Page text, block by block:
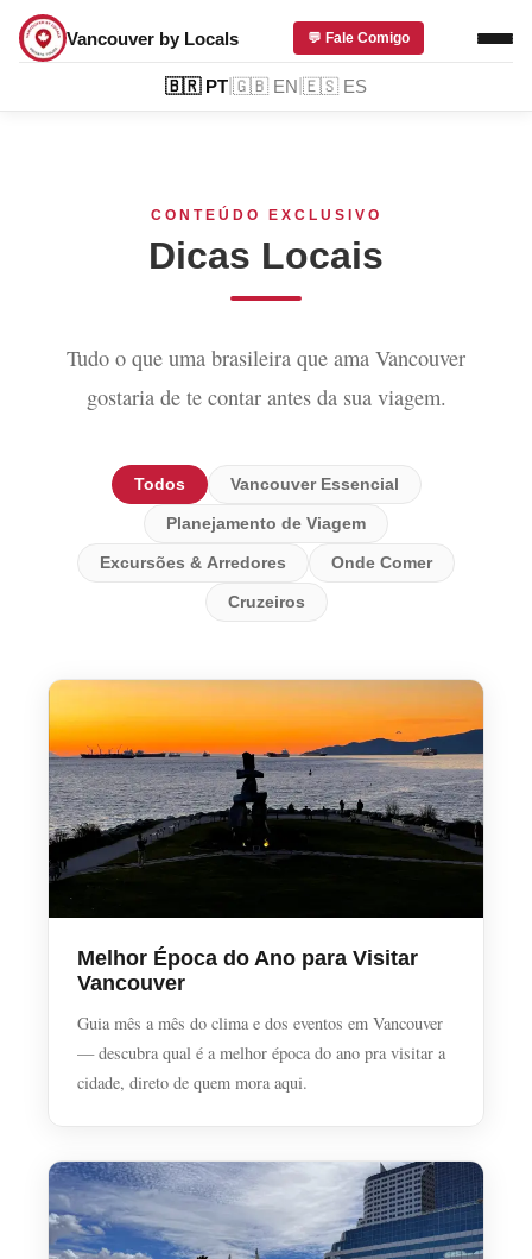
Vancouver by Locals
🇧🇷 PT 🇬🇧 EN 🇪🇸 ES
💬 Fale Comigo
CONTEÚDO EXCLUSIVO
Dicas Locais
Tudo o que uma brasileira que ama Vancouver
gostaria de te contar antes da sua viagem.
Todos Vancouver Essencial
Planejamento de Viagem
Excursões & Arredores Onde Comer
Cruzeiros
Melhor Época do Ano para Visitar
Vancouver
Guia mês a mês do clima e dos eventos em Vancouver
— descubra qual é a melhor época do ano pra visitar a
cidade, direto de quem mora aqui.